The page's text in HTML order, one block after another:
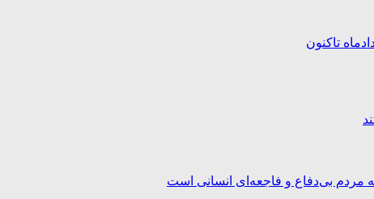
مردم بی‌دفاع و فاجعه‌ای انسانی است